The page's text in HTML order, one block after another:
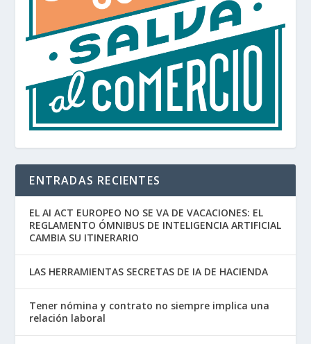
ENTRADAS RECIENTES
EL AI ACT EUROPEO NO SE VA DE VACACIONES: EL
REGLAMENTO ÓMNIBUS DE INTELIGENCIA ARTIFICIAL
CAMBIA SU ITINERARIO
LAS HERRAMIENTAS SECRETAS DE IA DE HACIENDA
Tener nómina y contrato no siempre implica una
relación laboral